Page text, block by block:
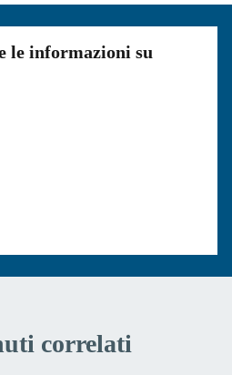
le informazioni su
correlati